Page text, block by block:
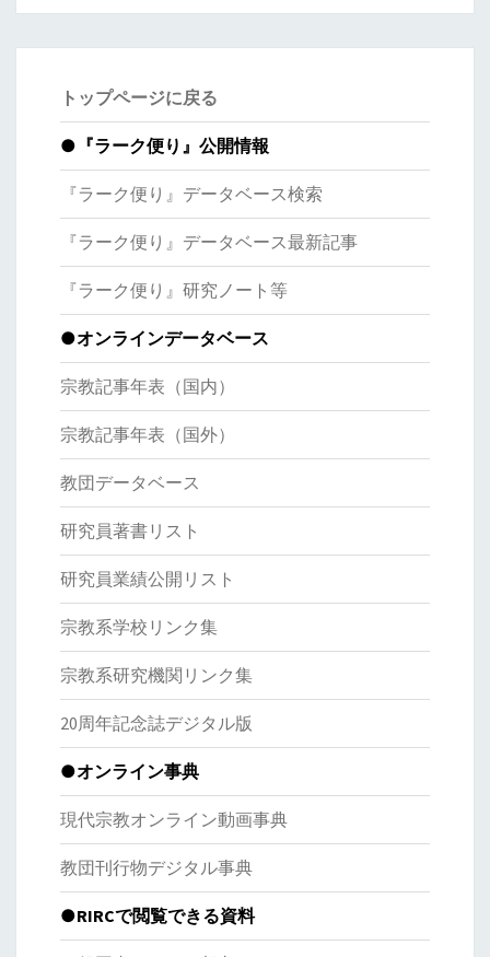
トップページに戻る
● 『ラーク便り』公開情報
『ラーク便り』データベース検索
『ラーク便り』データベース最新記事
『ラーク便り』研究ノート等
●オンラインデータベース
宗教記事年表（国内）
宗教記事年表（国外）
教団データベース
研究員著書リスト
研究員業績公開リスト
宗教系学校リンク集
宗教系研究機関リンク集
20周年記念誌デジタル版
●オンライン事典
現代宗教オンライン動画事典
教団刊行物デジタル事典
●RIRCで閲覧できる資料